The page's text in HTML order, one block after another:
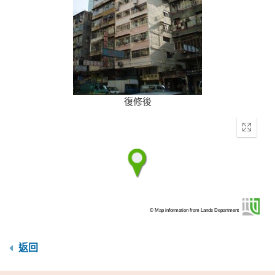
復修後
Enter
© Map information from Lands Department
返回